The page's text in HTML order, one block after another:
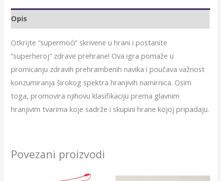
Opis
Otkrijte “supermoći” skrivene u hrani i postanite
“superheroj” zdrave prehrane! Ova igra pomaže u
promicanju zdravih prehrambenih navika i poučava važnost
konzumiranja širokog spektra hranjivih namirnica. Osim
toga, promovira njihovu klasifikaciju prema glavnim
hranjivim tvarima koje sadrže i skupini hrane kojoj pripadaju.
Povezani proizvodi